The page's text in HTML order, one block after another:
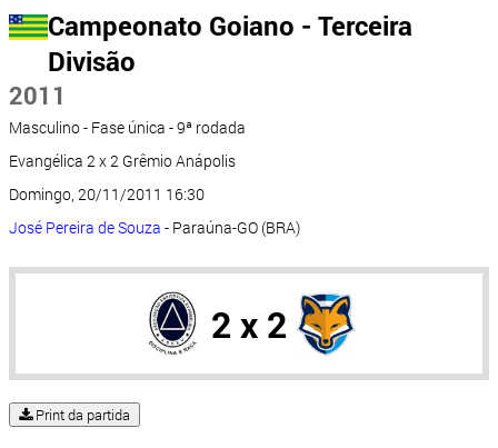
Campeonato Goiano - Terceira
Divisão
2011
Masculino - Fase única - 9ª rodada
Evangélica 2 x 2 Grêmio Anápolis
Domingo, 20/11/2011 16:30
José Pereira de Souza - Paraúna-GO (BRA)
2 x 2
Print da partida